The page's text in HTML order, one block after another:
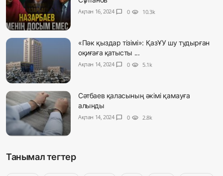
Ақпан 16, 2024 chat_bubble 0 visibility 10.3k
«Пәк қыздар тізімі»: ҚазҰУ шу тудырған
оқиғаға қатысты ...
Ақпан 14, 2024 chat_bubble 0 visibility 5.1k
Сәтбаев қаласының әкімі қамауға
алынды
Ақпан 14, 2024 chat_bubble 0 visibility 2.8k
Танымал тегтер